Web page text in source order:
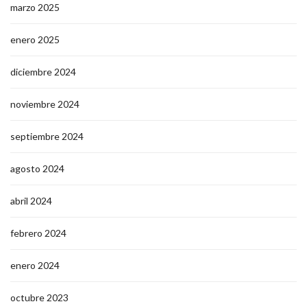
marzo 2025
enero 2025
diciembre 2024
noviembre 2024
septiembre 2024
agosto 2024
abril 2024
febrero 2024
enero 2024
octubre 2023